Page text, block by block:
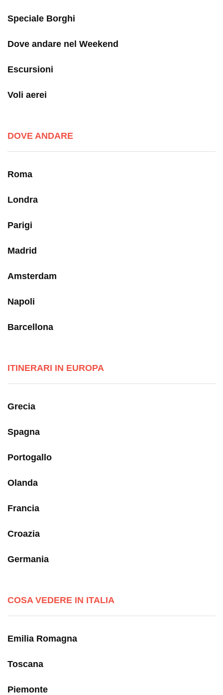
Speciale Borghi
Dove andare nel Weekend
Escursioni
Voli aerei
DOVE ANDARE
Roma
Londra
Parigi
Madrid
Amsterdam
Napoli
Barcellona
ITINERARI IN EUROPA
Grecia
Spagna
Portogallo
Olanda
Francia
Croazia
Germania
COSA VEDERE IN ITALIA
Emilia Romagna
Toscana
Piemonte